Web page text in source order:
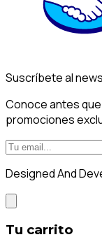
Suscríbete al
Conoce antes
promociones
Designed And
Tu carrito